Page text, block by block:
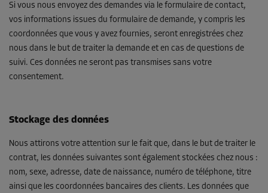
Si vous nous envoyez des demandes via le formulaire de contact,
vos informations issues du formulaire de demande, y compris les
coordonnées que vous y avez fournies, seront enregistrées chez
nous dans le but de traiter la demande et en cas de questions de
suivi. Ces données ne seront pas transmises sans votre
consentement.
Stockage des données
Nous attirons votre attention sur le fait que, dans le but de traiter le
contrat, les données suivantes sont également stockées chez nous :
nom, sexe, adresse, date de naissance, numéro de téléphone, titre
ainsi que les coordonnées bancaires des clients. Les données que